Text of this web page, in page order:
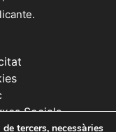
Socials
tercers, necessàries